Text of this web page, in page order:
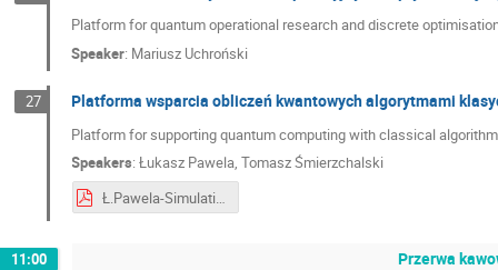
Platform for quantum operational research and discrete
Speaker: Mariusz Uchroński
27 Platforma wsparcia obliczeń kwantowych algorytmami
Platform for supporting quantum computing with classical
Speakers:Łukasz Pawela,Tomasz Śmierzchalski
Ł.Pawela-Simulating and visualizing quantum architectures.pdf
11:00 Przerwa